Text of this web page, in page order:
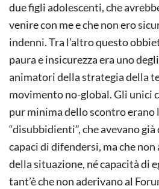
due figli adolescenti, che
venire con me e che non ero
indenni. Tra l’altro questo
paura e insicurezza era uno
animatori della strategia della
movimento no-global. Gli unici
pur minima dello scontro erano
“disubbidienti”, che avevano
capaci di difendersi, ma che
della situazione, né capacità di
tant’è che non aderivano al